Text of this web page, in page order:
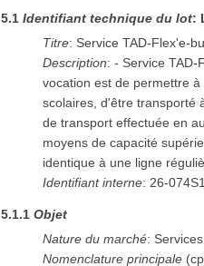
5.1Identifiant technique du lot:
Titre: Service TAD-Flex'e-
Description:- Service TAD-
vocation est de permettre
scolaires, d'être transporté
de transport effectuée en
moyens de capacité
identique à une ligne
Identifiant interne:26-
5.1.1Objet
Nature du marché: Services
Nomenclature principale (